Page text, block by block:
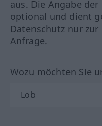
aus. Die Angabe
optional und dient
Datenschutz nur
Anfrage.
Wozu möchten Sie